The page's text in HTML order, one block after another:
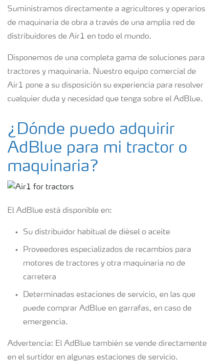
Suministramos directamente a agricultores y operarios
de maquinaria de obra a través de una amplia red de
distribuidores de Air1 en todo el mundo.
Disponemos de una completa gama de soluciones para
tractores y maquinaria. Nuestro equipo comercial de
Air1 pone a su disposición su experiencia para resolver
cualquier duda y necesidad que tenga sobre el AdBlue.
¿Dónde puedo adquirir
AdBlue para mi tractor o
maquinaria?
El AdBlue está disponible en:
Su distribuidor habitual de diésel o aceite
Proveedores especializados de recambios para
motores de tractores y otra maquinaria no de
carretera
Determinadas estaciones de servicio, en las que
puede comprar AdBlue en garrafas, en caso de
emergencia.
Advertencia: El AdBlue también se vende directamente
en el surtidor en algunas estaciones de servicio.